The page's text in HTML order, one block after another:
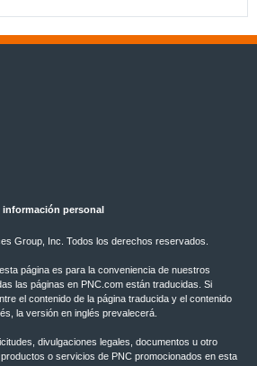
información personal
Group, Inc. Todos los derechos reservados.
página es para la conveniencia de nuestros
las páginas en PNC.com están traducidas. Si
el contenido de la página traducida y el contenido
la versión en inglés prevalecerá.
divulgaciones legales, documentos u otro
o servicios de PNC promocionados en esta